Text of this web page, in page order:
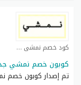
كود خصم نمشي كوبون
كوبون خصم نمشي جديد 25% على المنتجات
تم إصدار كوبون خصم